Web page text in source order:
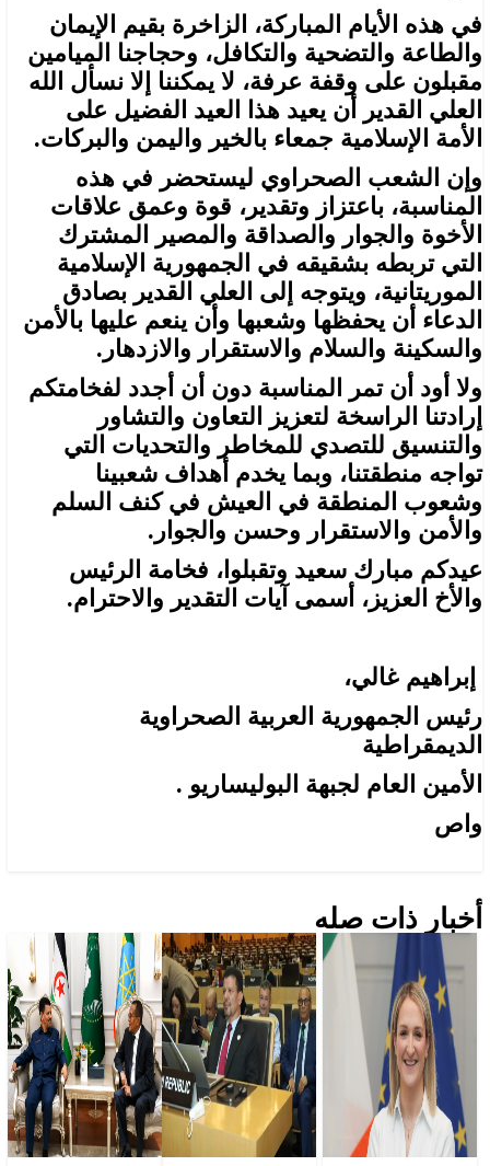
في هذه الأيام المباركة، الزاخرة بقيم الإيمان
والطاعة والتضحية والتكافل، وحجاجنا الميامين
مقبلون على وقفة عرفة، لا يمكننا إلا نسأل الله
العلي القدير أن يعيد هذا العيد الفضيل على
الأمة الإسلامية جمعاء بالخير واليمن والبركات.
وإن الشعب الصحراوي ليستحضر في هذه
المناسبة، باعتزاز وتقدير، قوة وعمق علاقات
الأخوة والجوار والصداقة والمصير المشترك
التي تربطه بشقيقه في الجمهورية الإسلامية
الموريتانية، ويتوجه إلى العلي القدير بصادق
الدعاء أن يحفظها وشعبها وأن ينعم عليها بالأمن
والسكينة والسلام والاستقرار والازدهار.
ولا أود أن تمر المناسبة دون أن أجدد لفخامتكم
إرادتنا الراسخة لتعزيز التعاون والتشاور
والتنسيق للتصدي للمخاطر والتحديات التي
تواجه منطقتنا، وبما يخدم أهداف شعبينا
وشعوب المنطقة في العيش في كنف السلم
والأمن والاستقرار وحسن والجوار.
عيدكم مبارك سعيد وتقبلوا، فخامة الرئيس
والأخ العزيز، أسمى آيات التقدير والاحترام.
إبراهيم غالي،
رئيس الجمهورية العربية الصحراوية
الديمقراطية
الأمين العام لجبهة البوليساريو .
واص
أخبار ذات صله